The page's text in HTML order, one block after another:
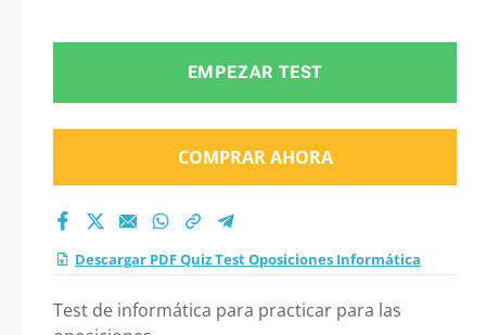
EMPEZAR TEST
COMPRAR AHORA
Descargar PDF Quiz Test Oposiciones Informática
Test de informática para practicar para las